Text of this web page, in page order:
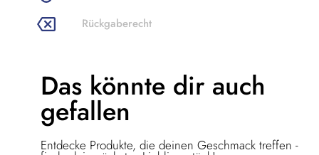
Rückgaberecht
Das könnte dir auch
gefallen
Entdecke Produkte, die deinen Geschmack treffen -